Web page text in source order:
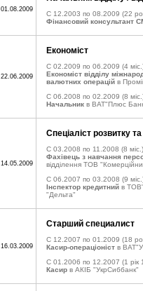
01.08.2009
C 12.2003 по 08.2009 (22
Фінансовий консультант
22.06.2009
Економіст
C 02.2009 по 06.2009 (4
Економіст відділу
валютних операцій в
C 06.2008 по 02.2009 (8
Начальник в ВАТ"Плюс
14.05.2009
Спеціаліст розвитку
C 03.2008 по 11.2008 (8 міс.)
Фахівець з навчання
відділення ТОВ
C 06.2007 по 03.2008 (9
Інспектор кредитний в
"Дельта"
16.03.2009
Старший специалист
C 12.2007 по 01.2009 (18
Касир-операціоніст в
C 01.2006 по 12.2007 (1 рік
Касир в АКІБ "УкрСиббанк"